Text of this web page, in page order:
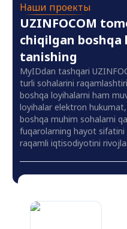
Наши проекты
UZINFOCOM
chiqilgan boshqa
tanishing
MyIDdan tashqari
turli sohalarini
boshqa loyihalarni ham
loyihalar elektron hukumat,
boshqa muhim sohalarni
fuqarolarning hayot
raqamli iqtisodiyotini